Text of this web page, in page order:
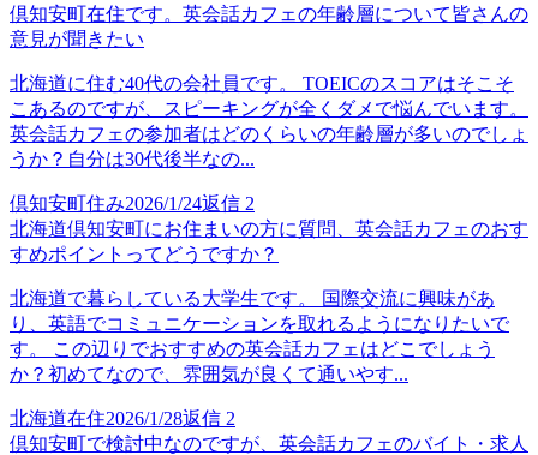
倶知安町在住です。英会話カフェの年齢層について皆さんの
意見が聞きたい
北海道に住む40代の会社員です。 TOEICのスコアはそこそ
こあるのですが、スピーキングが全くダメで悩んでいます。
英会話カフェの参加者はどのくらいの年齢層が多いのでしょ
うか？自分は30代後半なの...
倶知安町住み2026/1/24返信 2
北海道倶知安町にお住まいの方に質問、英会話カフェのおす
すめポイントってどうですか？
北海道で暮らしている大学生です。 国際交流に興味があ
り、英語でコミュニケーションを取れるようになりたいで
す。 この辺りでおすすめの英会話カフェはどこでしょう
か？初めてなので、雰囲気が良くて通いやす...
北海道在住2026/1/28返信 2
倶知安町で検討中なのですが、英会話カフェのバイト・求人